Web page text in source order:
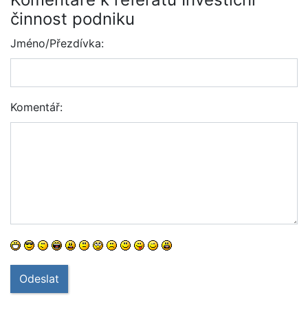
činnost podniku
Jméno/Přezdívka:
Komentář:
Odeslat